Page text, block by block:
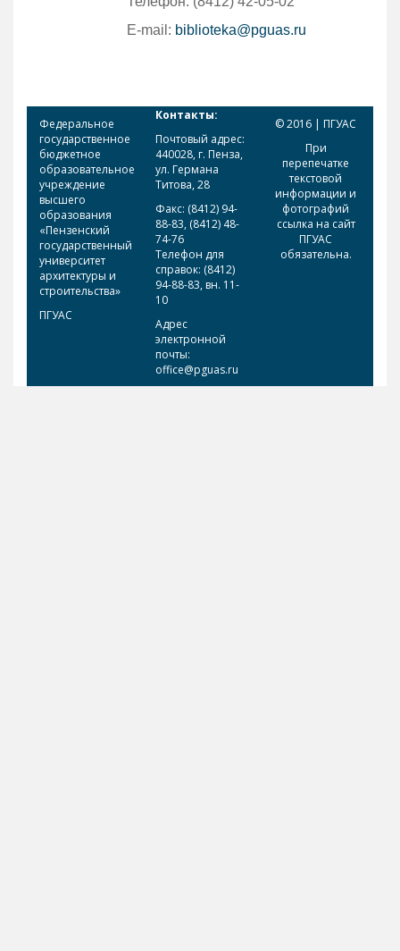
E-mail: biblioteka@pguas.ru
Федеральное
государственное
бюджетное
образовательное
учреждение
высшего
образования
«Пензенский
государственный
университет
архитектуры и
строительства»
ПГУАС
Контакты:
Почтовый адрес:
440028, г. Пенза,
ул. Германа
Титова, 28
Факс: (8412) 94-
88-83, (8412) 48-
74-76
Телефон для
справок: (8412)
94-88-83, вн. 11-
10
Адрес
электронной
почты:
office@pguas.ru
© 2016 | ПГУАС
При
перепечатке
текстовой
информации и
фотографий
ссылка на сайт
ПГУАС
обязательна.